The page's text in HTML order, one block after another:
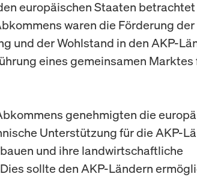
europäischen Staaten betrachtet
waren die Förderung der
und der Wohlstand in den AKP-
eines gemeinsamen Marktes
genehmigten die
Unterstützung für die AKP-
und ihre landwirtschaftliche
sollte den AKP-Ländern